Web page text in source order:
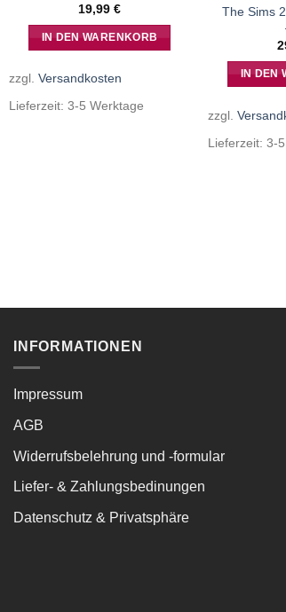
19,99 €
IN DEN WARENKORB
zzgl. Versandkosten
Lieferzeit: 3-5 Werktage
The Sims
IN DEN
zzgl.
Lieferzeit: 3-
INFORMATIONEN
Impressum
AGB
Widerrufsbelehrung und -formular
Liefer- & Zahlungsbedinungen
Datenschutz & Privatsphäre